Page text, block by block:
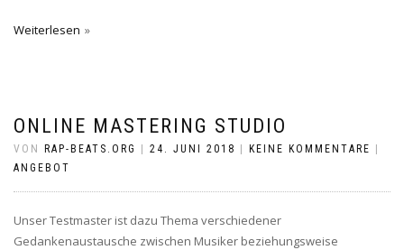
Weiterlesen
ONLINE MASTERING STUDIO
VON RAP-BEATS.ORG 24. JUNI 2018 KEINE KOMMENTARE
ANGEBOT
Unser Testmaster ist dazu Thema verschiedener
Gedankenaustausche zwischen Musiker beziehungsweise